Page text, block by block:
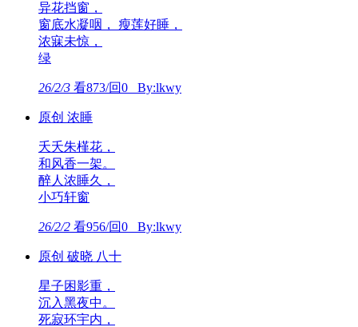
异花挡窗，
窗底水凝咽， 瘦莲好睡，
浓寐未惊，
绿
26/2/3 看873/回0 By:lkwy
原创 浓睡
夭夭朱槿花，
和风香一架。
醉人浓睡久，
小巧轩窗
26/2/2 看956/回0 By:lkwy
原创 破晓 八十
星子困影重，
沉入黑夜中。
死寂环宇内，